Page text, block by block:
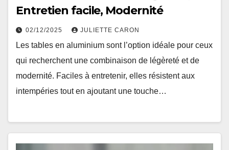
Entretien facile, Modernité
02/12/2025 JULIETTE CARON
Les tables en aluminium sont l’option idéale pour ceux
qui recherchent une combinaison de légèreté et de
modernité. Faciles à entretenir, elles résistent aux
intempéries tout en ajoutant une touche…